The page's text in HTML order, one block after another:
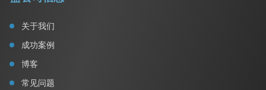
关于我们
成功案例
博客
常见问题